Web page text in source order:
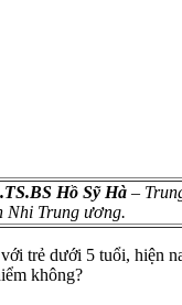
Hồ Sỹ Hà –
Nhi Trung ương.
trẻ dưới 5 tuổi, hiện
không?